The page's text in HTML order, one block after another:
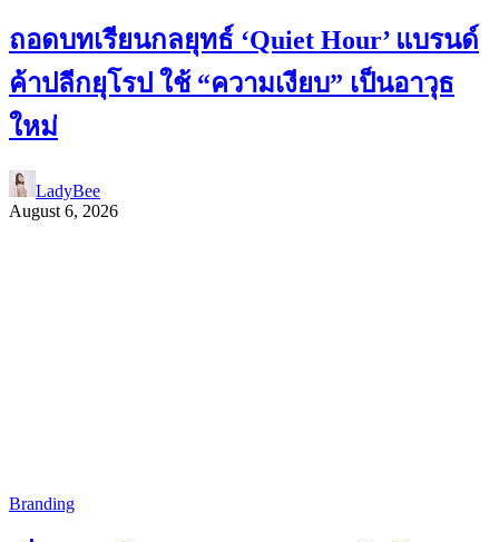
ถอดบทเรียนกลยุทธ์ ‘Quiet Hour’ แบรนด์
ค้าปลีกยุโรป ใช้ “ความเงียบ” เป็นอาวุธ
ใหม่
LadyBee
August 6, 2026
Branding